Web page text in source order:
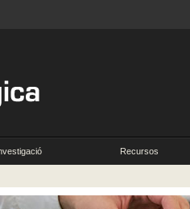
Recursos